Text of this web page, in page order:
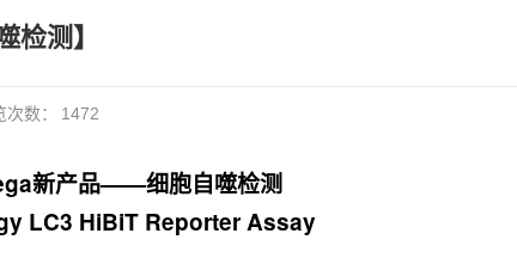
检测】
次数： 1472
新产品——细胞自噬检测
LC3 HiBiT Reporter Assay